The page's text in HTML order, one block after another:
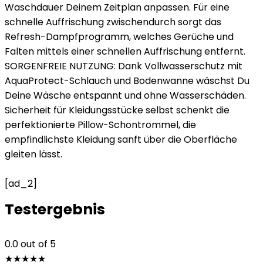
Waschdauer Deinem Zeitplan anpassen. Für eine
schnelle Auffrischung zwischendurch sorgt das
Refresh-Dampfprogramm, welches Gerüche und
Falten mittels einer schnellen Auffrischung entfernt.
SORGENFREIE NUTZUNG: Dank Vollwasserschutz mit
AquaProtect-Schlauch und Bodenwanne wäschst Du
Deine Wäsche entspannt und ohne Wasserschäden.
Sicherheit für Kleidungsstücke selbst schenkt die
perfektionierte Pillow-Schontrommel, die
empfindlichste Kleidung sanft über die Oberfläche
gleiten lässt.
[ad_2]
Testergebnis
0.0out of 5
★★★★★